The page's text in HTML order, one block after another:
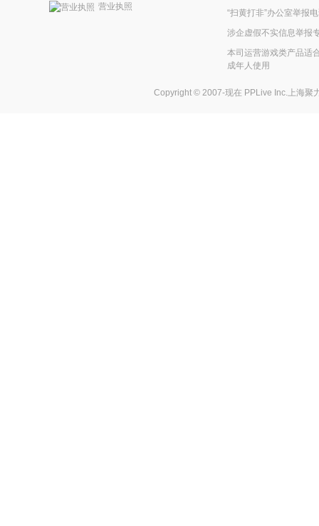
营业执照
“扫黄打非”办公室举报
涉企虚假不实信息举报
本司运营游戏类产品适
成年人使用
Copyright © 2007-现在 PPLive Inc.上海聚